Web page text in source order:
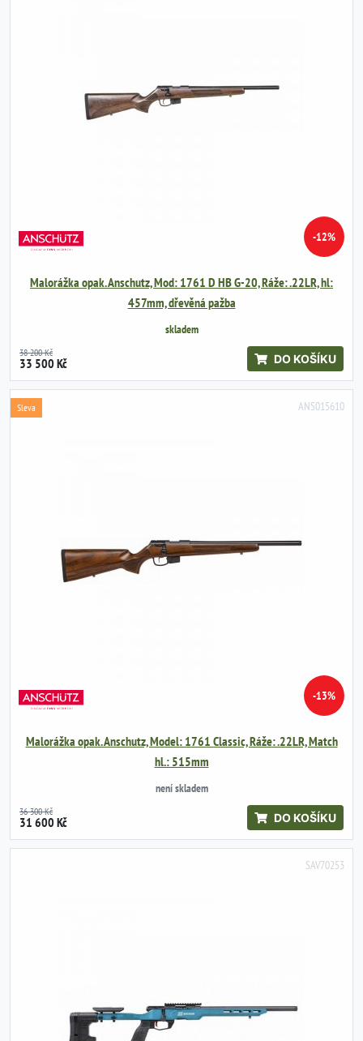
-12%
Malorážka opak. Anschutz, Mod: 1761 D HB G-20, Ráže: .22LR, hl:
457mm, dřevěná pažba
skladem
38 200 Kč
33 500 Kč DO KOŠÍKU
ANS015610
Sleva
-13%
Malorážka opak. Anschutz, Model: 1761 Classic, Ráže: .22LR, Match
hl.: 515mm
není skladem
36 300 Kč
31 600 Kč DO KOŠÍKU
SAV70253